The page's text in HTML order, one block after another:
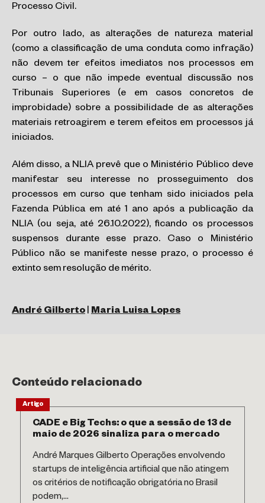
Processo Civil.
Por outro lado, as alterações de natureza material
(como a classificação de uma conduta como infração)
não devem ter efeitos imediatos nos processos em
curso – o que não impede eventual discussão nos
Tribunais Superiores (e em casos concretos de
improbidade) sobre a possibilidade de as alterações
materiais retroagirem e terem efeitos em processos já
iniciados.
Além disso, a NLIA prevê que o Ministério Público deve
manifestar seu interesse no prosseguimento dos
processos em curso que tenham sido iniciados pela
Fazenda Pública em até 1 ano após a publicação da
NLIA (ou seja, até 26.10.2022), ficando os processos
suspensos durante esse prazo. Caso o Ministério
Público não se manifeste nesse prazo, o processo é
extinto sem resolução de mérito.
André Gilberto | Maria Luisa Lopes
Conteúdo relacionado
Artigo
CADE e Big Techs: o que a sessão de 13 de
maio de 2026 sinaliza para o mercado
André Marques Gilberto Operações envolvendo
startups de inteligência artificial que não atingem
os critérios de notificação obrigatória no Brasil
podem,...